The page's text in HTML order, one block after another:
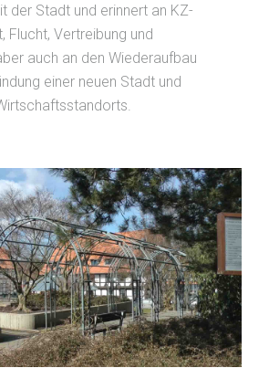
der Stadt und erinnert an KZ-
Flucht, Vertreibung und
auch an den Wiederaufbau
einer neuen Stadt und